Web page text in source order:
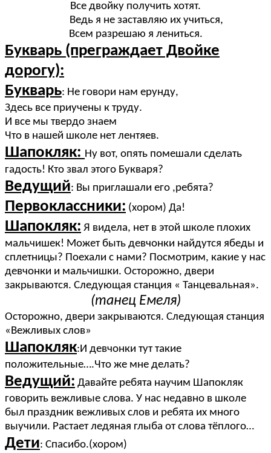
Все двойку получить хотят.
Ведь я не заставляю их учиться,
Всем разрешаю я лениться.
Букварь (преграждает Двойке
дорогу):
Букварь: Не говори нам ерунду,
Здесь все приучены к труду.
И все мы твердо знаем
Что в нашей школе нет лентяев.
Шапокляк: Ну вот, опять помешали сделать
гадость! Кто звал этого Букваря?
Ведущий: Вы приглашали его ,ребята?
Первоклассники: (хором) Да!
Шапокляк: Я видела, нет в этой школе плохих
мальчишек! Может быть девчонки найдутся ябеды и
сплетницы? Поехали с нами? Посмотрим, какие у нас
девчонки и мальчишки. Осторожно, двери
закрываются. Следующая станция « Танцевальная».
(танец Емеля)
Осторожно, двери закрываются. Следующая станция
«Вежливых слов»
Шапокляк:И девчонки тут такие
положительные….Что же мне делать?
Ведущий: Давайте ребята научим Шапокляк
говорить вежливые слова. У нас недавно в школе
был праздник вежливых слов и ребята их много
выучили. Растает ледяная глыба от слова тёплого…
Дети: Спасибо.(хором)